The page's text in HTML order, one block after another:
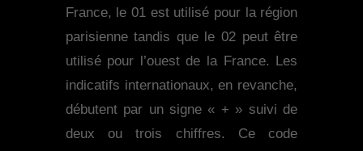
France, le 01 est utilisé pour la région
parisienne tandis que le 02 peut être
utilisé pour l’ouest de la France. Les
indicatifs internationaux, en revanche,
débutent par un signe « + » suivi de
deux ou trois chiffres. Ce code